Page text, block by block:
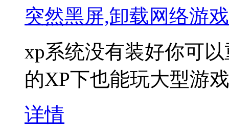
突然黑屏,卸载网络游
xp系统没有装好你可
的XP下也能玩大型游戏
详情